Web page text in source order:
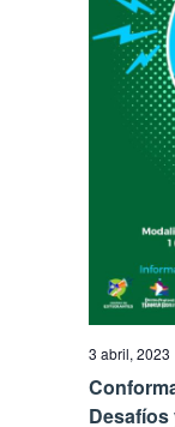
3 abril, 2023